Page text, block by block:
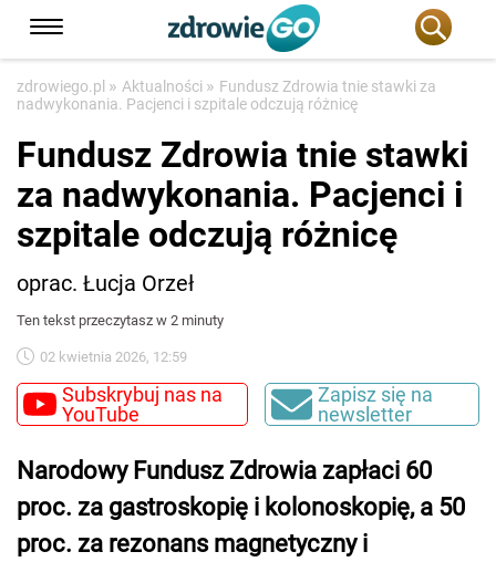
zdrowiego.pl » Aktualności » Fundusz Zdrowia tnie stawki za
nadwykonania. Pacjenci i szpitale odczują różnicę
Fundusz Zdrowia tnie stawki
za nadwykonania. Pacjenci i
szpitale odczują różnicę
oprac. Łucja Orzeł
Ten tekst przeczytasz w 2 minuty
02 kwietnia 2026, 12:59
Subskrybuj nas na
YouTube
Zapisz się na
newsletter
Narodowy Fundusz Zdrowia zapłaci 60
proc. za gastroskopię i kolonoskopię, a 50
proc. za rezonans magnetyczny i